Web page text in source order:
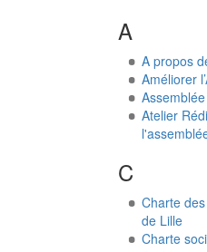
A
A propos
Améliorer
Atelier
C
Charte
de Lille
Charte